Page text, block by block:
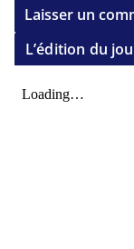
L’édition du